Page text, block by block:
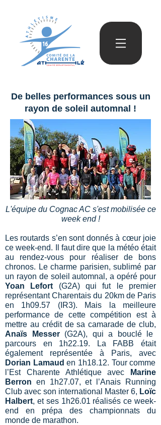
De belles performances sous un
rayon de soleil automnal !
L'équipe du Cognac AC s'est mobilisée ce
week end !
Les routards s’en sont donnés à cœur joie
ce week-end. Il faut dire que la météo était
au rendez-vous pour réaliser de bons
chronos. Le charme parisien, sublimé par
un rayon de soleil automnal, a opéré pour
Yoan Lefort (G2A) qui fut le premier
représentant Charentais du 20km de Paris
en 1h09.57 (IR3). Mais la meilleure
performance de cette compétition est à
mettre au crédit de sa camarade de club,
Anaïs Messer (G2A), qui a bouclé le
parcours en 1h22.19. La FABB était
également représentée à Paris, avec
Dorian Lamaud en 1h18.12. Tour comme
l’Est Charente Athlétique avec Marine
Berron en 1h27.07, et l’Anais Running
Club avec son international Master 6, Loïc
Halbert, et ses 1h26.01 réalisés ce week-
end en prépa des championnats du
monde de marathon.